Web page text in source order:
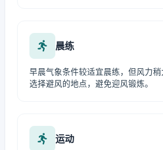
晨练
早晨气象条件较适宜晨练，但风力
选择避风的地点，避免迎风锻炼。
运动